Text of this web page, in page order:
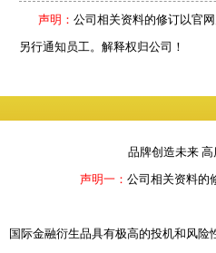
声明： 公司相关资料的修订以官
另行通知员工。解释权归公司！
品牌创造未来
声明一： 公司相关资料的
国际金融衍生品具有极高的投机和风